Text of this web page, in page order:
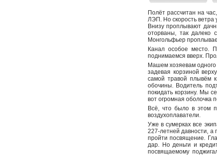
Полёт рассчитан на
ЛЭП. Но скорость ветра
Внизу проплывают
оторваны, так далеко
Монгольфьер
Канал особое место.
поднимаемся вверх.
Машем хозяевам
задевая корзиной
самой травой плывём
обочины. Водитель
покидать корзину. Мы
вот огромная оболочка
Всё, что было в этом
воздухоплаватели.
Уже в сумерках все
227-летней давности,
пройти посвящение.
дар. Но деньги и
посвящаемому